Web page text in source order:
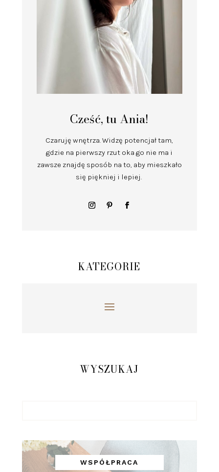
Cześć, tu Ania!
Czaruję wnętrza.Widzę potencjał tam,
gdzie na pierwszy rzut oka go nie ma i
zawsze znajdę sposób na to, aby mieszkało
się piękniej i lepiej.
KATEGORIE
WYSZUKAJ
WSPÓŁPRACA